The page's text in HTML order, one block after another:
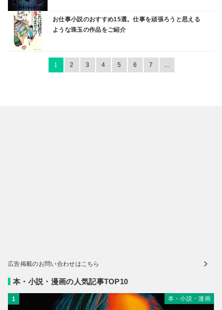
お仕事小説のおすすめ15選。仕事を頑張ろうと思える
ような珠玉の作品をご紹介
1 2 3 4 5 6 7 ...
広告掲載のお問い合わせはこちら
本・小説・漫画の人気記事TOP10
1 本・小説・漫画